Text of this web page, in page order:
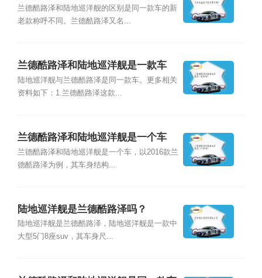
吗？
兰德酷路泽和陆地巡洋舰的区别是同一款车的新
老款称呼不同。兰德酷路泽又名...
兰德酷路泽和陆地巡洋舰是一款车
吗？
陆地巡洋舰与兰德酷路泽是同一款车。更多相关
资料如下：1.兰德酷路泽这款...
兰德酷路泽和陆地巡洋舰是一个车
吗？
兰德酷路泽和陆地巡洋舰是一个车，以2016款兰
德酷路泽为例，其车身结构...
陆地巡洋舰是兰德酷路泽吗？
陆地巡洋舰是兰德酷路泽，陆地巡洋舰是一款中
大型5门8座suv，其车身尺...